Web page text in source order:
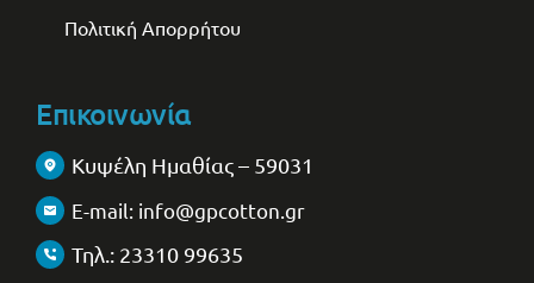
Πολιτική Απορρήτου
Επικοινωνία
Κυψέλη Ημαθίας – 59031
E-mail: info@gpcotton.gr
Τηλ.: 23310 99635